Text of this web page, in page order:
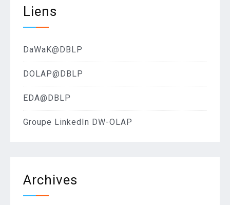
Liens
DaWaK@DBLP
DOLAP@DBLP
EDA@DBLP
Groupe LinkedIn DW-OLAP
Archives